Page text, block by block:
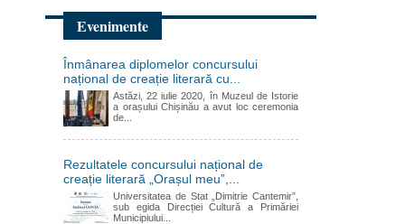
Evenimente
Înmânarea diplomelor concursului
național de creație literară cu...
Astăzi, 22 iulie 2020, în Muzeul de Istorie
a orașului Chișinău a avut loc ceremonia
de...
Rezultatele concursului național de
creație literară „Orașul meu”,...
Universitatea de Stat „Dimitrie Cantemir”,
sub egida Direcției Cultură a Primăriei
Municipiului...